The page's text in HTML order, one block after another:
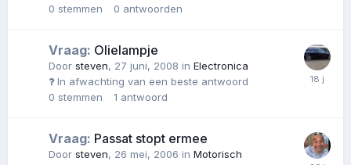
0 stemmen 0 antwoorden
Vraag: Olielampje
Door steven, 27 juni, 2008 in Electronica
In afwachting van een beste antwoord
0 stemmen 1 antwoord
Vraag: Passat stopt ermee
Door steven, 26 mei, 2006 in Motorisch